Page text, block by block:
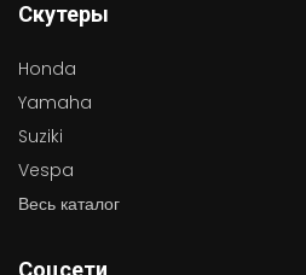
Скутеры
Honda
Yamaha
Suziki
Vespa
Весь каталог
Соцсети